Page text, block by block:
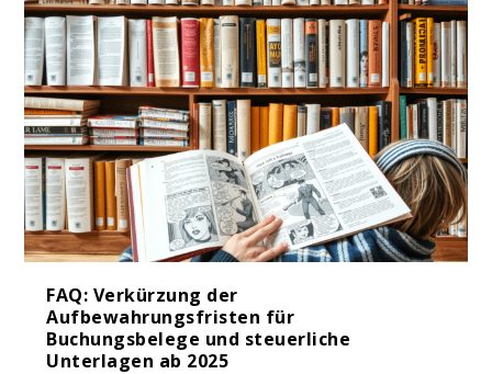
Änderung der Aufbewahrungsfristen für
Buchungsbele...
FAQ: Verkürzung der
Aufbewahrungsfristen für
Buchungsbelege und steuerliche
Unterlagen ab 2025